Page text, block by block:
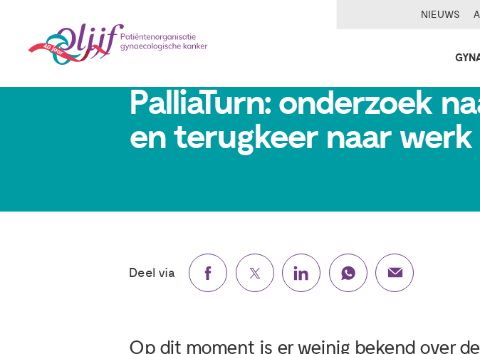
NIEUWS
PalliaTurn: onderzoek
en terugkeer naar
Deel via
Op dit moment is er weinig bekend over